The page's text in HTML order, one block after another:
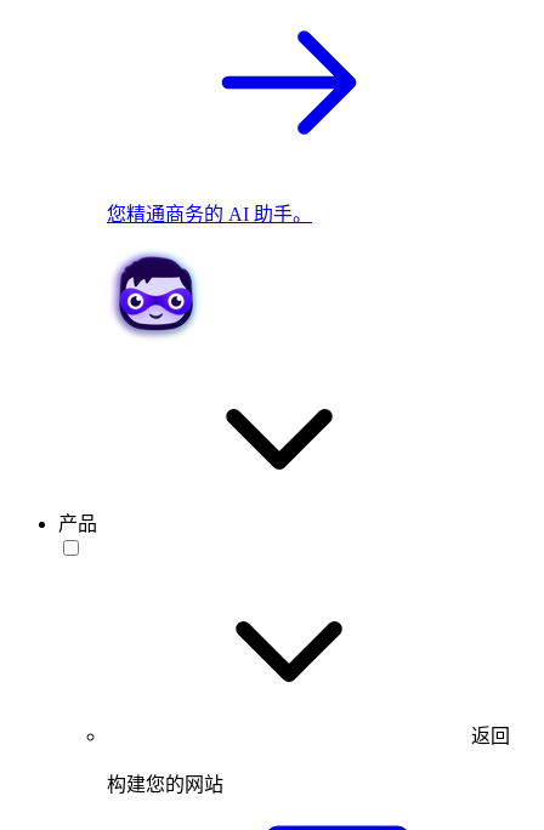
您精通商务的 AI 助手。
产品
返回
构建您的网站